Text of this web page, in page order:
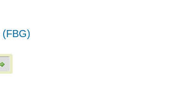
(FBG)